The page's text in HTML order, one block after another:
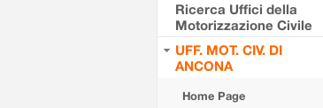
Ricerca Uffici della
Motorizzazione Civile
UFF. MOT. CIV. DI
ANCONA
Home Page